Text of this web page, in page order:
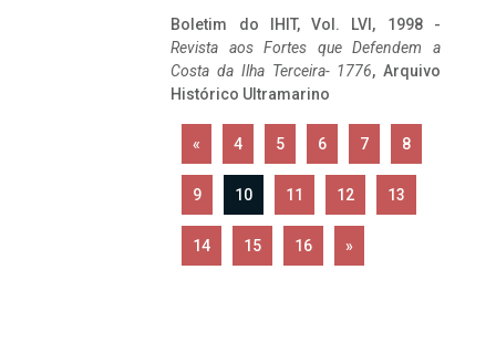
Boletim do IHIT, Vol. LVI, 1998 -
Revista aos Fortes que Defendem a
Costa da Ilha Terceira- 1776, Arquivo
Histórico Ultramarino
« 4 5 6 7 8
9 10 11 12 13
14 15 16 »